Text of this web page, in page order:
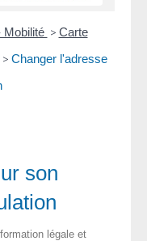
Mobilité > Carte
> Changer l'adresse
son
légale et